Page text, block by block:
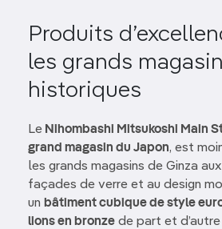
Produits
les grands
historiques
Le Nihombashi Mitsukoshi Main
grand magasin du Japon, est
les grands magasins de Ginza
façades de verre et au design
un bâtiment cubique de style
lions en bronze de part et